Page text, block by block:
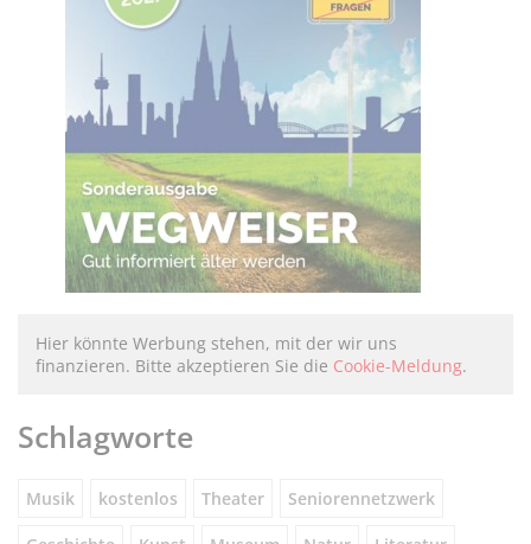
Hier könnte Werbung stehen, mit der wir uns
finanzieren. Bitte akzeptieren Sie die Cookie-Meldung.
Schlagworte
Musik kostenlos Theater Seniorennetzwerk